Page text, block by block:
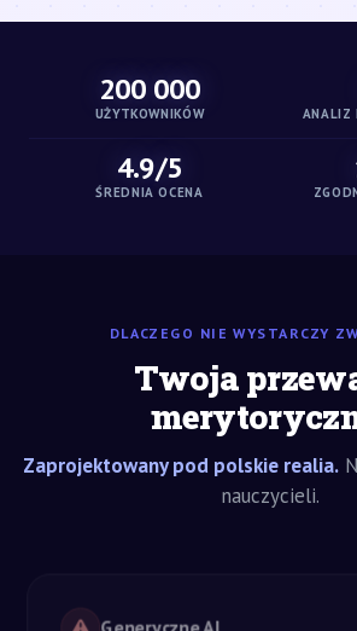
200 000
UŻYTKOWNIKÓW ANALIZ
4.9/5
ŚREDNIA OCENA
DLACZEGO NIE WYSTARCZY
Twoja
Zaprojektowany pod polskie realia.
nauczycieli.